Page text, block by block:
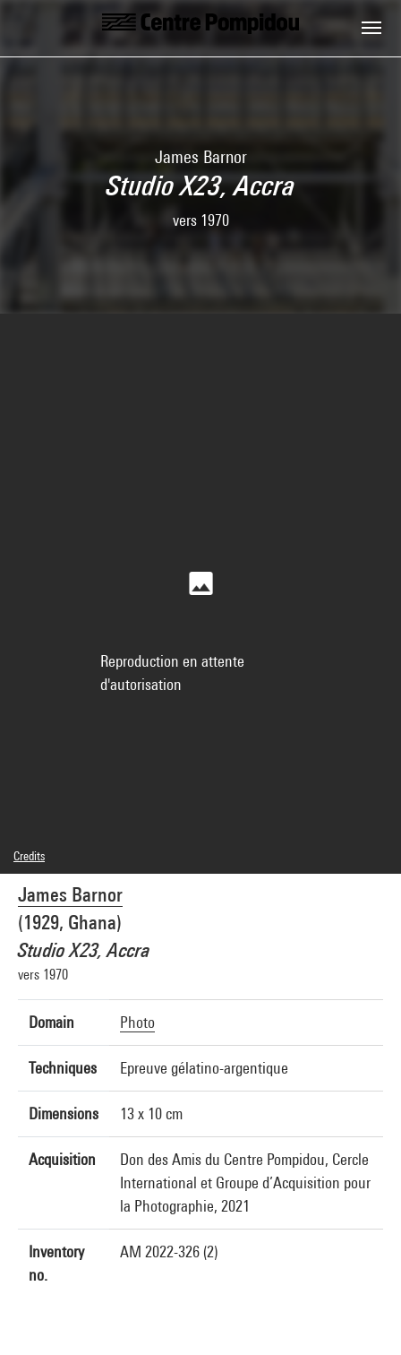
Skip to main content
Centre Pompidou
James Barnor
Studio X23, Accra
vers 1970
James Barnor
(1929, Ghana)
Studio X23, Accra
vers 1970
Domain Photo
Techniques Epreuve gélatino-argentique
Dimensions 13 x 10 cm
Acquisition
Don des Amis du Centre Pompidou, Cercle
International et Groupe d’Acquisition pour
la Photographie, 2021
Inventory
no.
AM 2022-326 (2)
Reproduction en attente
d'autorisation
Credits
©James Barnor
Photo credits : Centre Pompidou, MNAM-CCI/Joseph Banderet/Dist. GrandPalaisRmn
Image reference : 4Y08129
Image presentation :GrandPalaisRmnPhoto